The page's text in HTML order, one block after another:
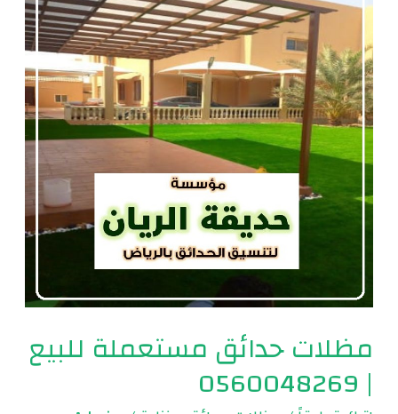
مظلات حدائق مستعملة للبيع
| 0560048269
مستعملة
للبيع
|
0560048269